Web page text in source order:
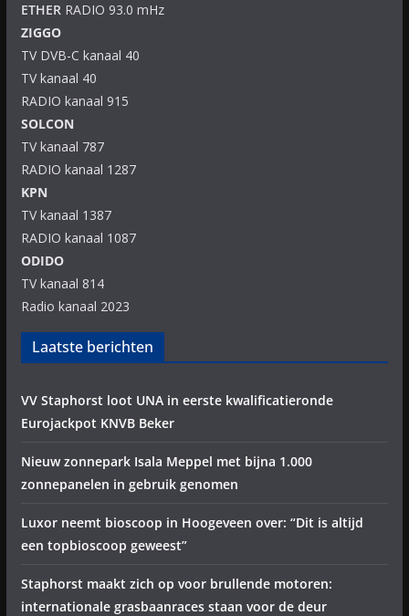
ETHERRADIO 93.0 mHz
ZIGGO
TV DVB-C kanaal 40
TV kanaal 40
RADIO kanaal 915
SOLCON
TV kanaal 787
RADIO kanaal 1287
KPN
TV kanaal 1387
RADIO kanaal 1087
ODIDO
TV kanaal 814
Radio kanaal 2023
Laatste berichten
VV Staphorst loot UNA in eerste kwalificatieronde
Eurojackpot KNVB Beker
Nieuw zonnepark Isala Meppel met bijna 1.000
zonnepanelen in gebruik genomen
Luxor neemt bioscoop in Hoogeveen over: “Dit is altijd
een topbioscoop geweest”
Staphorst maakt zich op voor brullende motoren:
internationale grasbaanraces staan voor de deur